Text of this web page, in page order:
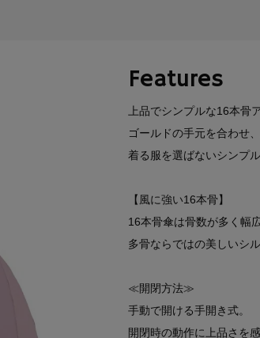
Features
上品でシンプルな16本骨
ゴールドの手元を合わせ
着る服を選ばないシンプ
【風に強い16本骨】
16本骨傘は骨数が多く幅
多骨ならではの美しいシ
≪開閉方法≫
手動で開ける手開き式。
開閉時の動作に上品さを